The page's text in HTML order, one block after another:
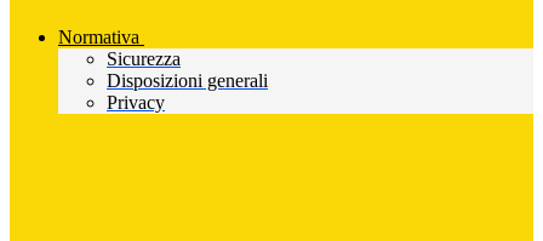
Normativa
Sicurezza
Disposizioni generali
Privacy